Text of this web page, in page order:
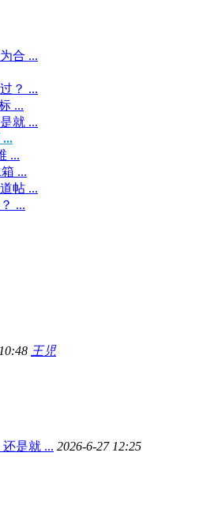
合 ...
？ ...
...
就 ...
...
...
...
帖 ...
...
王児
是就 ... 2026-6-27 12:25